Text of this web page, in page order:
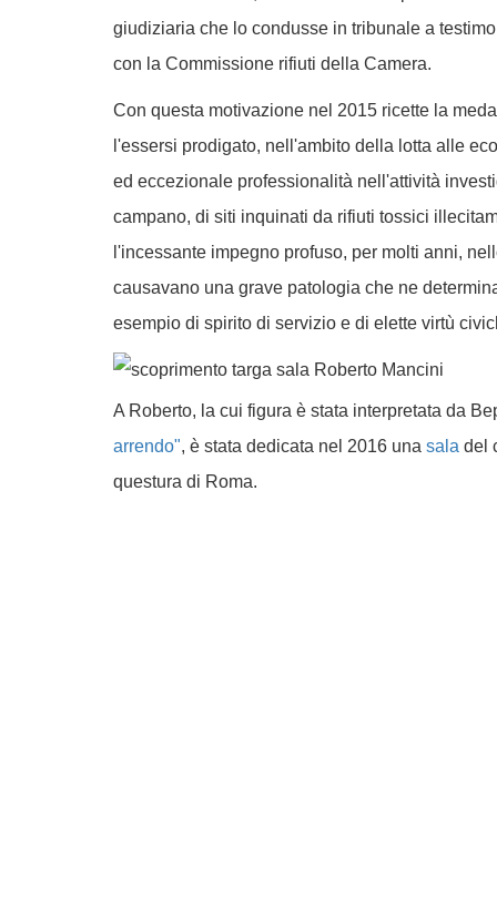
giudiziaria che lo condusse in tribunale a
con la Commissione rifiuti della Camera.
Con questa motivazione nel 2015 ricette la
l'essersi prodigato, nell'ambito della lotta alle
ed eccezionale professionalità nell'attività
campano, di siti inquinati da rifiuti tossici
l'incessante impegno profuso, per molti anni,
causavano una grave patologia che ne
esempio di spirito di servizio e di elette virtù
A Roberto, la cui figura è stata interpretata da
arrendo", è stata dedicata nel 2016 una sala del
questura di Roma.